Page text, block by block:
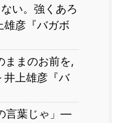
い。強くあろ
彦『バガボ
ままのお前を,
上雄彦『バ
言葉じゃ」―